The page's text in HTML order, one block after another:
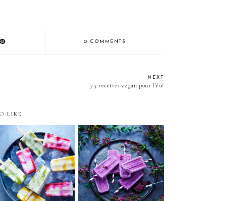
0 COMMENTS
NEXT
75 recettes vegan pour l'été
LIKE
Glaces marbrées
yaourt & fruits
Popsicles vegan à l'açaï